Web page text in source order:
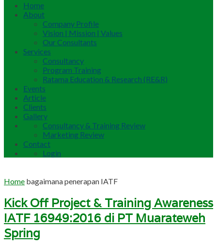
Home
About
Company Profile
Vision | Mission | Values
Our Consultants
Services
Consultancy
Program Training
Ratama Education & Research (RE&R)
Events
Article
Clients
Gallery
Consultancy & Training Review
Marketing Review
Contact
Login
Home bagaimana penerapan IATF
Kick Off Project & Training Awareness
IATF 16949:2016 di PT Muarateweh
Spring